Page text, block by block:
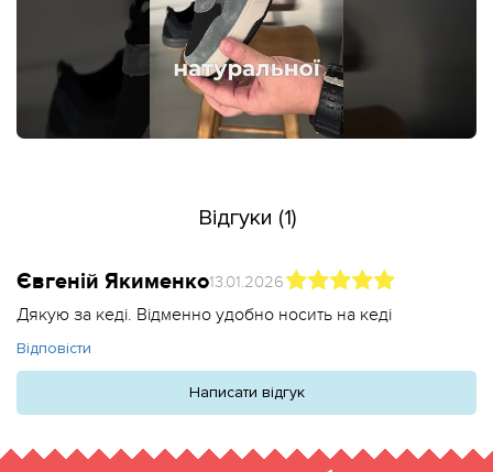
Відгуки (1)
Євгеній Якименко13.01.2026
Дякую за кеді. Відменно удобно носить на кеді
Відповісти
Написати відгук